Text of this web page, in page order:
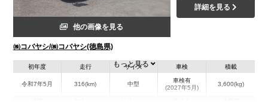
他の画像を見る
㈱コバヤシ/㈱コバヤシ(徳島県)
詳細を見る
初年度
令和7年5月
走行
316(km)
サイズ
中型
車検
車検有
(2027年5月)
積載
3,600(kg)
もっと見る